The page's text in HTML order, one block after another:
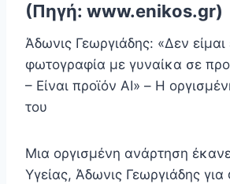
(Πηγή: www.enikos.gr)
Άδωνις Γεωργιάδης: «Δεν
φωτογραφία με γυναίκα σε
– Είναι προϊόν AI» – Η
του
Μια οργισμένη ανάρτηση
Υγείας, Άδωνις Γεωργιάδης